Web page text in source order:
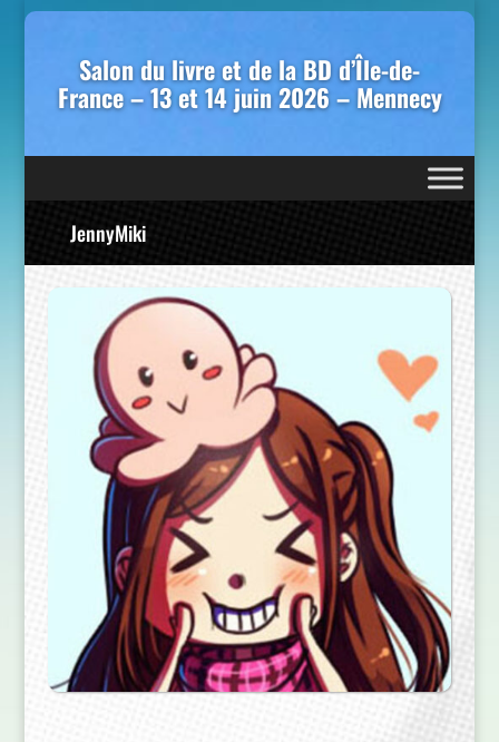
Salon du livre et de la BD d’Île-de-
France – 13 et 14 juin 2026 – Mennecy
JennyMiki